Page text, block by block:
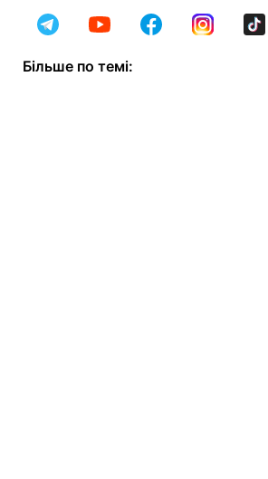
Більше по темі: